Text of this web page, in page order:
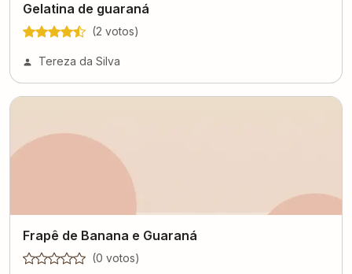
Gelatina de guaraná
(2 votos)
Tereza da Silva
Frapê de Banana e Guaraná
(0 votos)